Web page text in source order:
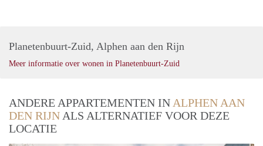
Planetenbuurt-Zuid, Alphen aan den Rijn
Meer informatie over wonen in Planetenbuurt-Zuid
ANDERE APPARTEMENTEN IN ALPHEN AAN
DEN RIJN ALS ALTERNATIEF VOOR DEZE
LOCATIE